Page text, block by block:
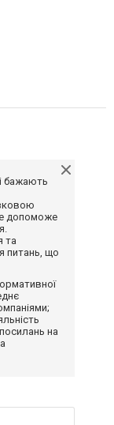
бажають
допоможе
та
питань, що
на